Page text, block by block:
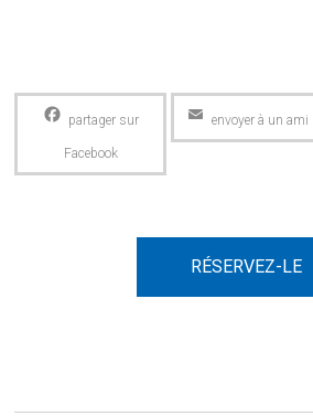
Facebook Email
RÉSERVEZ-LE